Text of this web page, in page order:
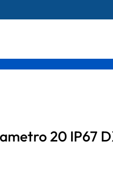
20 IP67